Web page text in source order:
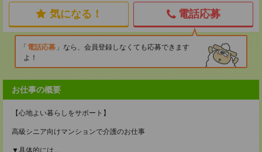
気になる！ 電話応募
電話応募
なら、会員登録しなくても応募できます
よ！
お仕事の概要
【心地よい暮らしをサポート】
高級シニア向けマンションで介護のお仕事
▼具体的には…